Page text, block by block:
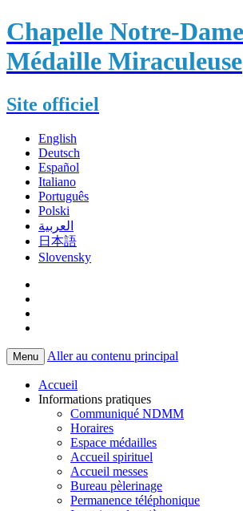
Chapelle Notre-
Médaille Miraculeuse
Site officiel
English
Deutsch
Español
Italiano
Português
Polski
العربية
日本語
Slovensky
Menu Aller au contenu principal
Accueil
Informations pratiques
Communiqué NDMM
Horaires
Espace médailles
Accueil spirituel
Accueil messes
Bureau pèlerinage
Permanence téléphonique